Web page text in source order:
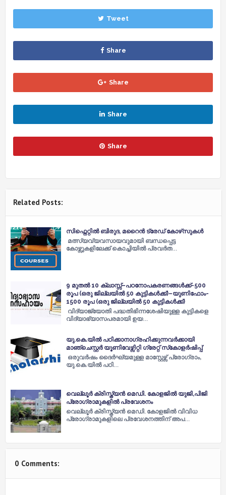
Tweet
Share
Share
Share
Share
Related Posts:
സിഫ്നെറ്റിൽ ബിരുദ, മറൈൻ ട്രേഡ് കോഴ്‌സുകൾ
മത്സ്യവ്യവസായവുമായി ബന്ധപ്പെട്ട
കോഴ്സുകളിലേക്ക് കൊച്ചിയിൽ പ്രവർത…
9 മുതൽ 10 ക്ലാസ്സ്‌–പഠനോപകരണങ്ങൾക്ക്-500
രൂപ (ഒരു ജില്ലയിൽ 50 കുട്ടികൾക്ക്)–യുണിഫോം-
1500 രൂപ (ഒരു ജില്ലയിൽ 50 കുട്ടികൾക്ക്)
വിദ്യാജ്യോതി പദ്ധതിഭിന്നശേഷിയുള്ള കുട്ടികളെ
വിദ്യാഭ്യാസപരമായി ഉയ…
യു.കെ.യില്‍ പഠിക്കാനാഗ്രഹിക്കുന്നവര്‍ക്കായി
മാഞ്ചെസ്റ്റര്‍ യൂണിവേഴ്സിറ്റി ഗ്രേറ്റ് സ്‌കോളര്‍ഷിപ്പ്
ഒരുവര്‍ഷം ദൈര്‍ഘ്യമുള്ള മാസ്റ്റേഴ്സ് പ്രോഗ്രാം,
യു.കെ.യില്‍ പഠി…
വെല്ലൂർ ക്രിസ്ത്യൻ മെഡി. കോളജിൽ യുജി,പിജി
പ്രോഗ്രാമുകളിൽ പ്രവേശനം
വെല്ലൂർ ക്രിസ്ത്യൻ മെഡി. കോളജിൽ വിവിധ
പ്രോഗ്രാമുകളിലെ പ്രവേശനത്തിന് അപ…
0 Comments: